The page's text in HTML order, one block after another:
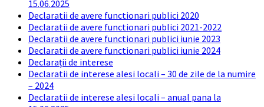
15.06.2025
Declaratii de avere functionari publici 2020
Declaratii de avere functionari publici 2021-2022
Declaratii de avere functionari publici iunie 2023
Declaratii de avere functionari publici iunie 2024
Declarații de interese
Declaratii de interese alesi locali – 30 de zile de la numire
– 2024
Declaratii de interese alesi locali – anual pana la